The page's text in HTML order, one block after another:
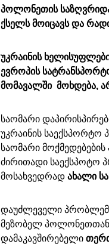
პოლონეთის
ქსელს მოიცავს და
უკრაინის
ევროპის
მომავალში მოხდება,
საომარი
უკრაინის საექსპორტო
საომარი
ძირითადი საექსპოტო
მოსახვედრად ახალი
დაუძლეველი
მეზობელ
დამაკავშირებელი